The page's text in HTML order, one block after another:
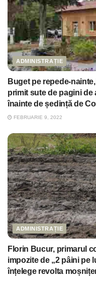
ADMINISTRAȚIE
Buget pe repede-
primit sute de pagini de
înainte de ședință de
FEBRUARIE 9, 2022
ADMINISTRAȚIE
Florin Bucur, primarul
impozite de „2 pâini pe
înțelege revolta